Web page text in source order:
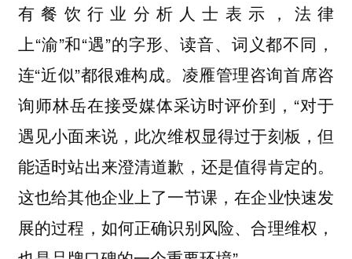
有餐饮行业分析人士表示，法律
上“渝”和“遇”的字形、读音、词义都不同，
连“近似”都很难构成。凌雁管理咨询首席咨
询师林岳在接受媒体采访时评价到，“对于
遇见小面来说，此次维权显得过于刻板，但
能适时站出来澄清道歉，还是值得肯定的。
这也给其他企业上了一节课，在企业快速发
展的过程，如何正确识别风险、合理维权，